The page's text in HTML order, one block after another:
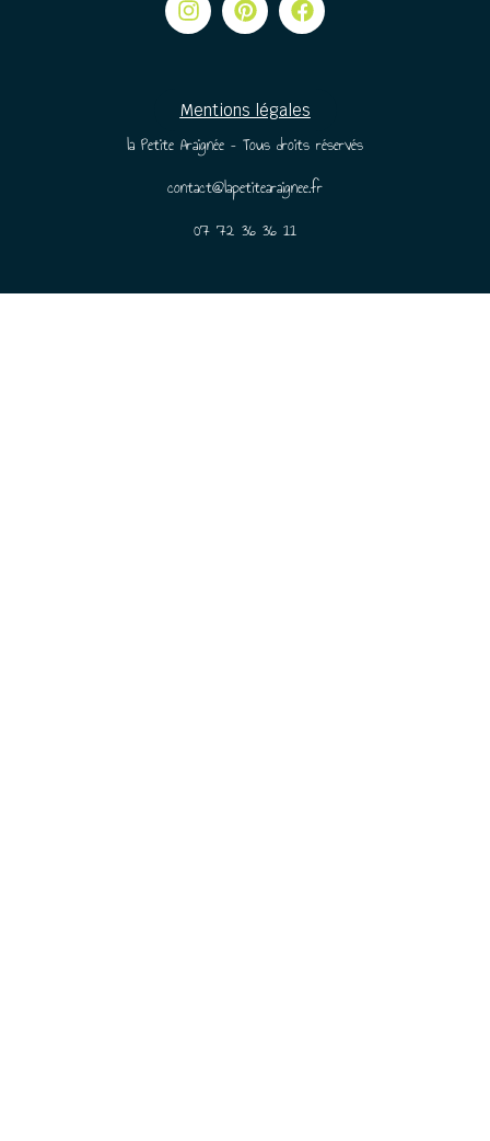
Mentions légales
la Petite Araignée – Tous droits réservés
contact@lapetitearaignee.fr
07 72 36 36 11